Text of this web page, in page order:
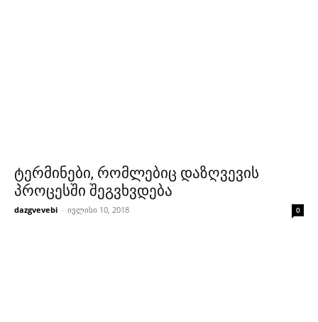
ტერმინები, რომლებიც დაზღვევის
პროცესში შეგვხვდება
dazgvevebi - ივლისი 10, 2018 0